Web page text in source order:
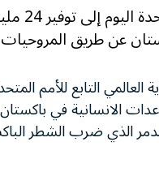
دعا
عن طريق
الانسانية في
الذي ضرب الشطر